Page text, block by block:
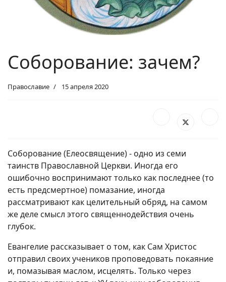
Соборование: зачем?
Православие 15 апреля 2020
Соборование (Елеосвящение) - одно из семи
таинств Православной Церкви. Иногда его
ошибочно воспринимают только как последнее (то
есть предсмертное) помазание, иногда
рассматривают как целительный обряд, на самом
же деле смысл этого священнодействия очень
глубок.
Евангелие рассказывает о том, как Сам Христос
отправил своих учеников проповедовать покаяние
и, помазывая маслом, исцелять. Только через